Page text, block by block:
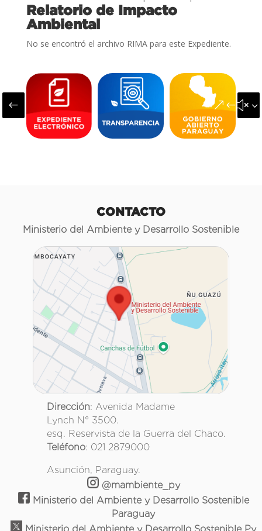
Relatorio de Impacto
Ambiental
No se encontró el archivo RIMA para este Expediente.
#
CONTACTO
Ministerio del Ambiente y Desarrollo Sostenible
Dirección: Avenida Madame
Lynch N° 3500.
esq. Reservista de la Guerra del Chaco.
Teléfono: 021 2879000
Asunción, Paraguay.
@mambiente_py
Ministerio del Ambiente y Desarrollo Sostenible
Paraguay